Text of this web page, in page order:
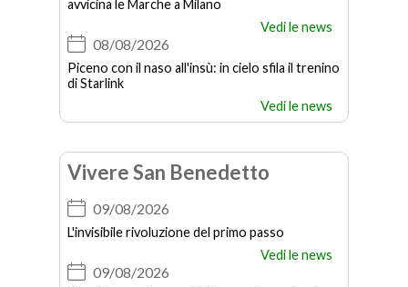
avvicina le Marche a Milano
Vedi le news
08/08/2026
Piceno con il naso all'insù: in cielo sfila il trenino
di Starlink
Vedi le news
Vivere San Benedetto
09/08/2026
L'invisibile rivoluzione del primo passo
Vedi le news
09/08/2026